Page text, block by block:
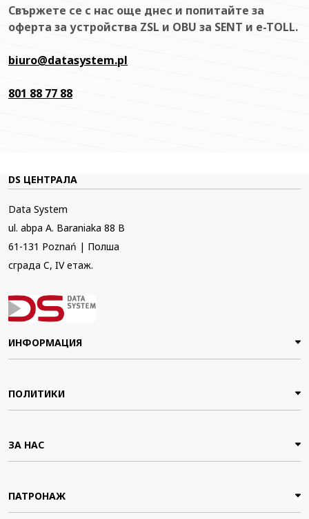
Свържете се с нас още днес и попитайте за
оферта за устройства ZSL и OBU за SENT и e-TOLL.
biuro@datasystem.pl
801 88 77 88
DS ЦЕНТРАЛА
Data System
ul. abpa A. Baraniaka 88 B
61-131 Poznań | Полша
сграда C, IV етаж.
ИНФОРМАЦИЯ
ПОЛИТИКИ
ЗА НАС
ПАТРОНАЖ